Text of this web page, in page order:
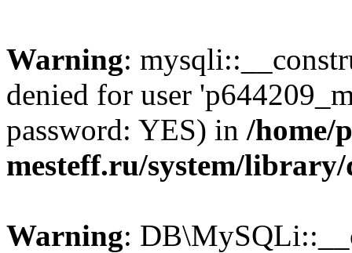
Warning:
denied for user
password: YES) in /home/
mesteff.ru/system/
Warning: